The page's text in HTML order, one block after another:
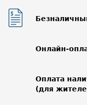
Онлайн-
Оплата
(для